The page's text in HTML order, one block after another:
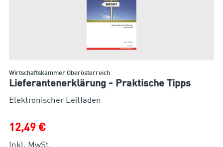
Wirtschaftskammer Oberösterreich
Lieferantenerklärung - Praktische Tipps
Elektronischer Leitfaden
12,49 €
Inkl. MwSt.